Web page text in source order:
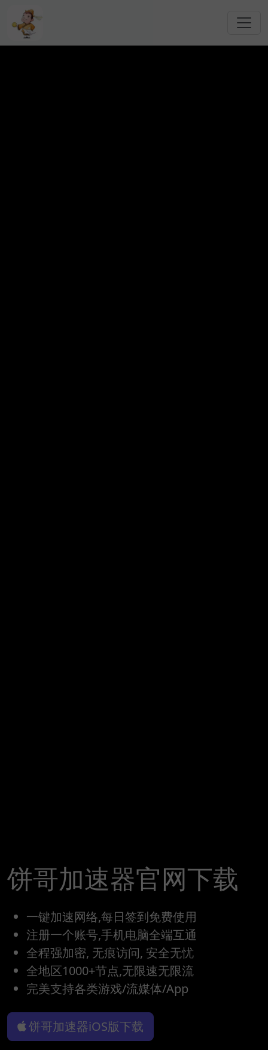
跳转到主要内容
饼哥加速器官网下载
一键加速网络,每日签到免费使用
注册一个账号,手机电脑全端互通
全程强加密, 无痕访问, 安全无忧
全地区1000+节点,无限速无限流
完美支持各类游戏/流媒体/App
饼哥加速器iOS版下载